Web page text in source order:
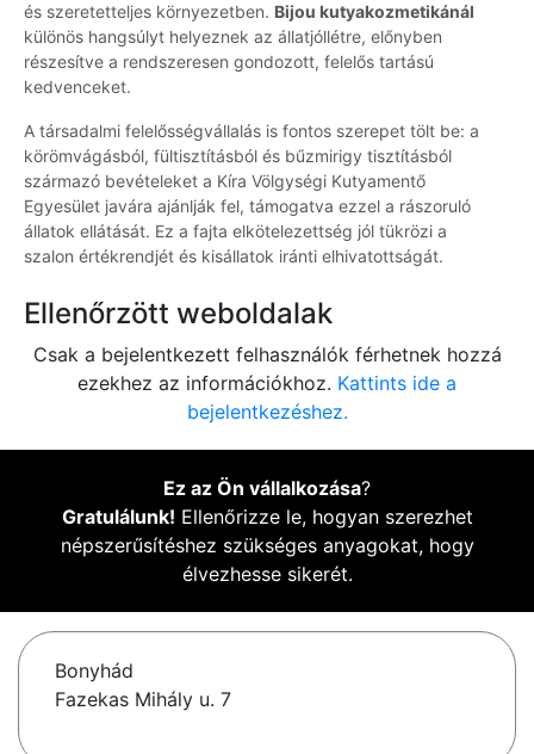
és szeretetteljes környezetben. Bijou kutyakozmetikánál
különös hangsúlyt helyeznek az állatjóllétre, előnyben
részesítve a rendszeresen gondozott, felelős tartású
kedvenceket.
A társadalmi felelősségvállalás is fontos szerepet tölt be: a
körömvágásból, fültisztításból és bűzmirigy tisztításból
származó bevételeket a Kíra Völgységi Kutyamentő
Egyesület javára ajánlják fel, támogatva ezzel a rászoruló
állatok ellátását. Ez a fajta elkötelezettség jól tükrözi a
szalon értékrendjét és kisállatok iránti elhivatottságát.
Ellenőrzött weboldalak
Csak a bejelentkezett felhasználók férhetnek hozzá
ezekhez az információkhoz. Kattints ide a
bejelentkezéshez.
Ez az Ön vállalkozása?
Gratulálunk! Ellenőrizze le, hogyan szerezhet
népszerűsítéshez szükséges anyagokat, hogy
élvezhesse sikerét.
Bonyhád
Fazekas Mihály u. 7